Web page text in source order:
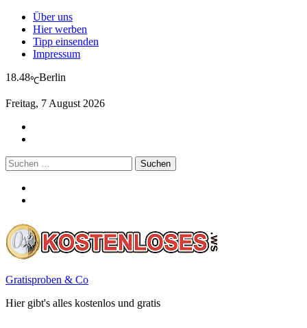
Über uns
Hier werben
Tipp einsenden
Impressum
18.48℃Berlin
Freitag, 7 August 2026
Suchen
nach:
Gratisproben & Co
Hier gibt's alles kostenlos und gratis